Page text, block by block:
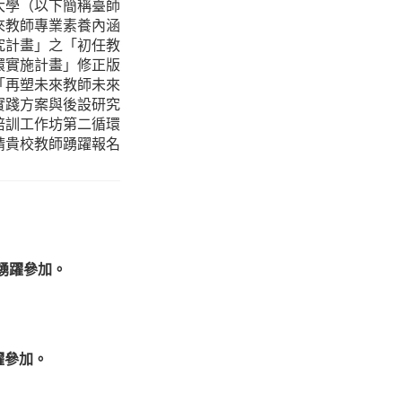
（以下簡稱臺師
師專業素養內涵
畫」之「初任教
施計畫」修正版
塑未來教師未來
方案與後設研究
工作坊第二循環
校教師踴躍報名
躍參加。
加。